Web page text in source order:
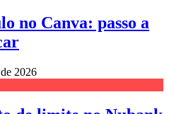
no Canva: passo a
2026